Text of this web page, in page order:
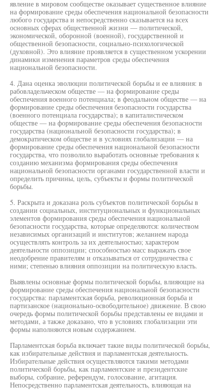
явление в мировом сообществе оказывает существенное влияние
на формирование среды обеспечения национальной безопасности
любого государства и непосредственно сказывается на всех
основных сферах общественной жизни — политической,
экономической, оборонной (военной), государственной и
общественной безопасности, социально-психологической
(духовной). Это влияние проявляется в существенном ускорении
динамики изменения параметров среды обеспечения
национальной безопасности.
4. Дана оценка эволюции политической борьбы и ее влияния: в
рабовладельческом обществе — на формирование среды
обеспечения военного потенциала; в феодальном обществе — на
формирование среды обеспечения безопасности государства
(военного потенциала государства); в капиталистическом
обществе — на формирование среды обеспечения безопасности
государства (национальной безопасности государства); в
демократическом обществе и в условиях глобализации — на
формирование среды обеспечения национальной безопасности
государства, что позволило выработать основные требования к
созданию механизма формирования среды обеспечения
национальной безопасности органами государственной власти и
определить причины, цель, субъекты и формы политической
борьбы.
5. Раскрыта и доказана роль субъектов политической борьбы в
создании социальных, институциональных и функциональных
элементов формирования среды обеспечения национальной
безопасности государства, которые определяются: количеством
независимых организаций и институтов; желанием народа
осуществлять контроль за их деятельностью; характером
деятельности оппозиции; способностью масс выражать свое
неодобрение правителям и отказываться от сотрудничества с
ними; степенью влияния оппозиции на политическую власть.
Выявлены основные формы политической борьбы, влияющие на
формирование среды обеспечения национальной безопасности
государства: парламентская борьба, революционная борьба и
партизанское (национально-освободительное) движение. В свою
очередь формы политической борьбы представлены ее видами и
методами, а также доказано, что в условиях глобализации эти
формы наполняются новым содержанием.
Парламентская борьба включает такие виды политической борьбы,
как избирательные действия и парламентская деятельность.
Избирательные действия осуществляются такими методами
политической борьбы, как парламентские и президентские
выборы, собрание, референдум, голосование, агитация.
Непосредственно парламентская деятельность, влияющая на